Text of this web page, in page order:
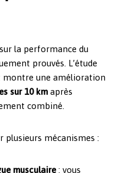
la performance du
prouvés. L’étude
montre une amélioration
sur 10 km après
combiné.
plusieurs mécanismes :
musculaire: vous